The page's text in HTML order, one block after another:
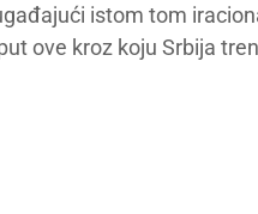
istom tom
ove kroz koju Srbija